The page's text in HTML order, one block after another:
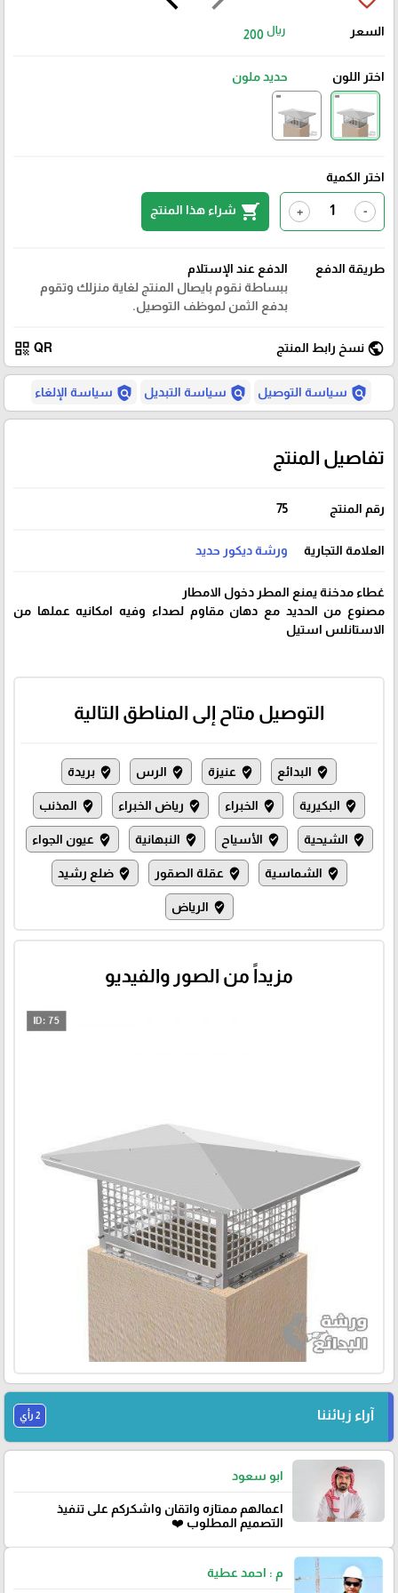
السعر 200 ريال
اختر اللون حديد ملون
اختر الكمية
-
+
shopping_cart شراء هذا المنتج
طريقة الدفع
الدفع عند الإستلام
ببساطة نقوم بايصال المنتج لغاية منزلك وتقوم
بدفع الثمن لموظف التوصيل.
public نسخ رابط المنتج QR
qr_code
policy سياسة التوصيل policy سياسة التبديل policy سياسة الإلغاء
تفاصيل المنتج
رقم المنتج 75
العلامة التجارية ورشة ديكور حديد
غطاء مدخنة يمنع المطر دخول الامطار
مصنوع من الحديد مع دهان مقاوم لصداء وفيه امكانيه عملها من
الاستانلس استيل
التوصيل متاح إلى المناطق التالية
where_to_vote البدائع where_to_vote عنيزة where_to_vote الرس where_to_vote بريدة
where_to_vote البكيرية where_to_vote الخبراء where_to_vote رياض الخبراء where_to_vote المذنب
where_to_vote الشيحية where_to_vote الأسياح where_to_vote النبهانية where_to_vote عيون الجواء
where_to_vote الشماسية where_to_vote عقلة الصقور where_to_vote ضلع رشيد
where_to_vote الرياض
مزيداً من الصور والفيديو
آراء زبائننا 2 رأي
ابو سعود
اعمالهم ممتازه واتقان واشكركم على تنفيذ
التصميم المطلوب ❤️
م : احمد عطية